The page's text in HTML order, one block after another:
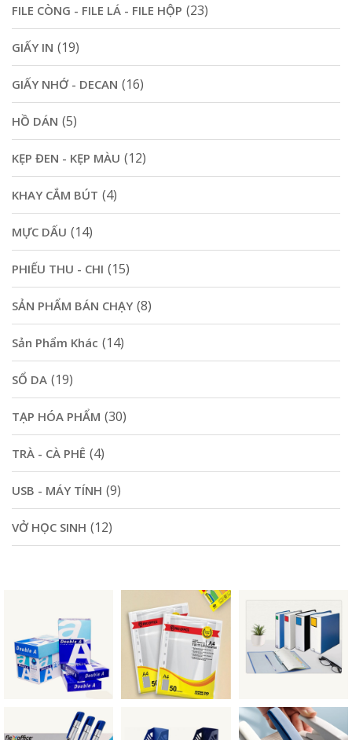
FILE CÒNG - FILE LÁ - FILE HỘP (23)
GIẤY IN (19)
GIẤY NHỚ - DECAN (16)
HỒ DÁN (5)
KẸP ĐEN - KẸP MÀU (12)
KHAY CẮM BÚT (4)
MỰC DẤU (14)
PHIẾU THU - CHI (15)
SẢN PHẨM BÁN CHẠY (8)
Sản Phẩm Khác (14)
SỔ DA (19)
TẠP HÓA PHẨM (30)
TRÀ - CÀ PHÊ (4)
USB - MÁY TÍNH (9)
VỞ HỌC SINH (12)